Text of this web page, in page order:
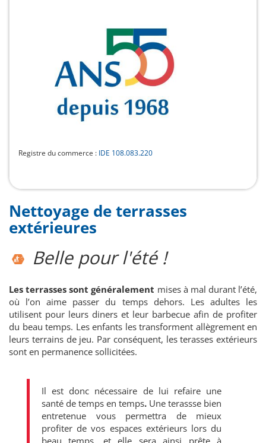
Registre du commerce : IDE 108.083.220
Nettoyage de terrasses
extérieures
Belle pour l'été !
Les terrasses sont généralement mises à mal durant l’été,
où l’on aime passer du temps dehors. Les adultes les
utilisent pour leurs diners et leur barbecue afin de profiter
du beau temps. Les enfants les transforment allègrement en
leurs terrains de jeu. Par conséquent, les terasses extérieurs
sont en permanence sollicitées.
Il est donc nécessaire de lui refaire une
santé de temps en temps. Une terassse bien
entretenue vous permettra de mieux
profiter de vos espaces extérieurs lors du
beau temps, et elle sera ainsi prête à